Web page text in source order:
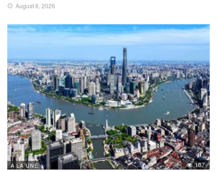
August 6, 2026
A LA UNE 107